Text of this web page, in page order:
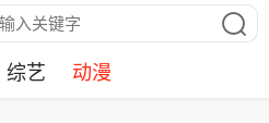
综艺 动漫